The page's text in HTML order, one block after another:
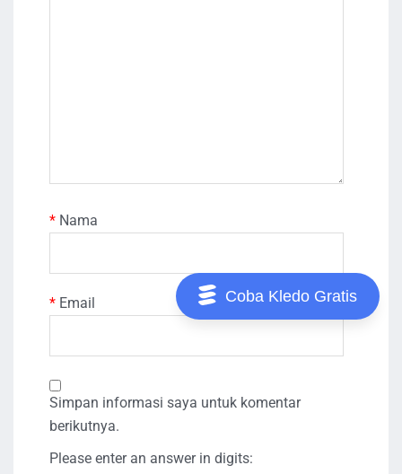
* Nama
* Email
Simpan informasi saya untuk komentar
berikutnya.
Please enter an answer in digits:
Coba Kledo Gratis